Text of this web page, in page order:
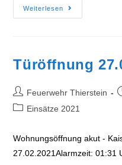
Weiterlesen
06.02.2021
Türöffnung
Beitrags-
Autor:
Feuerwehr Thierstein
Beitrags-
Einsätze 2021
Wohnungsöffnung akut -
27.02.2021Alarmzeit: 01:31